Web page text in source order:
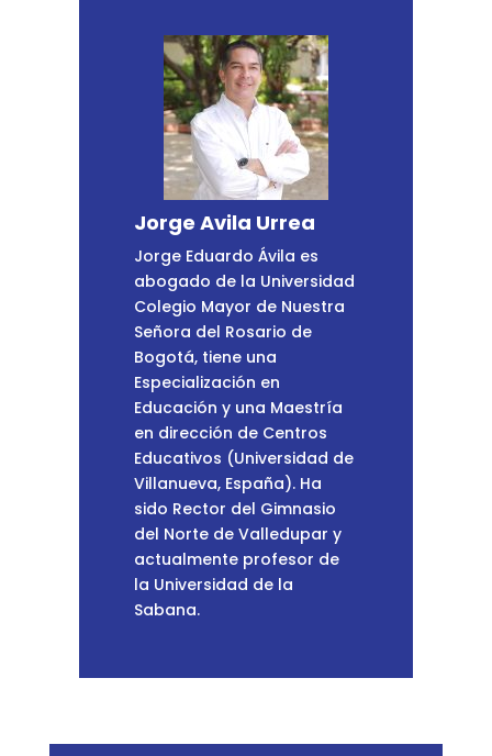
Jorge Avila Urrea
Jorge Eduardo Ávila es
abogado de la Universidad
Colegio Mayor de Nuestra
Señora del Rosario de
Bogotá, tiene una
Especialización en
Educación y una Maestría
en dirección de Centros
Educativos (Universidad de
Villanueva, España). Ha
sido Rector del Gimnasio
del Norte de Valledupar y
actualmente profesor de
la Universidad de la
Sabana.